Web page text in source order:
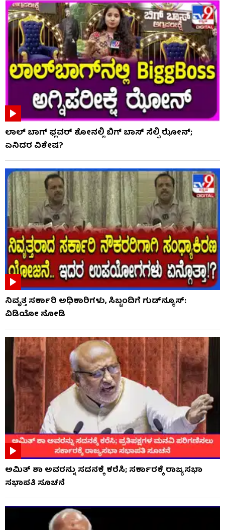
ಲಾಲ್ ಬಾಗ್ ಫ್ಲವರ್ ಶೋನಲ್ಲಿ ಬಿಗ್ ಬಾಸ್ ಸೆಲ್ಫಿ ಝೋನ್;
ಏನಿದರ ವಿಶೇಷ?
ನಿವೃತ್ತ ಸರ್ಕಾರಿ ಅಧಿಕಾರಿಗಳು, ಸಿಬ್ಬಂದಿಗೆ ಗುಡ್​ನ್ಯೂಸ್:
ವಿಡಿಯೋ ನೋಡಿ
ಅಮಿತ್ ಶಾ ಅವರನ್ನು ಸದನಕ್ಕೆ ಕರೆಸಿ; ಸರ್ಕಾರಕ್ಕೆ ರಾಜ್ಯಸಭಾ
ಸಭಾಪತಿ ಸೂಚನೆ